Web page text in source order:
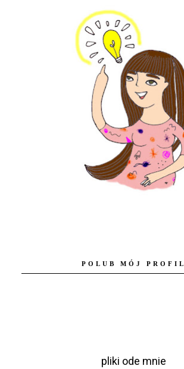
POLUB MÓJ PROFIL
pliki ode mnie